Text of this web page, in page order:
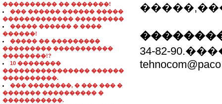
���������� �� �������!
��� ������ ������ �����
������������� ���������
����� ������ � ����
������!
����� �� ���������
��������� �����������
��������!?
10 ��������
���������������� ������
����������.
��� ��������, � ��� ��� �
������� ���������� �
�����������.
34-82-